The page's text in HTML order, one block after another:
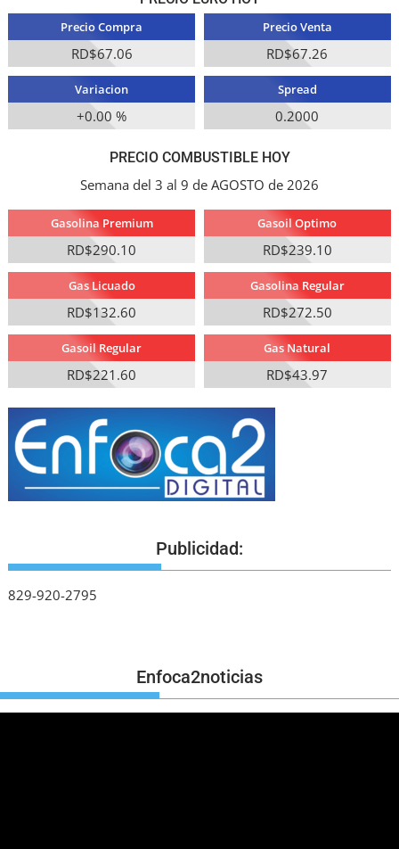
Precio Compra
RD$67.06
Precio Venta
RD$67.26
Variacion
+0.00 %
Spread
0.2000
PRECIO COMBUSTIBLE HOY
Semana del 3 al 9 de AGOSTO de 2026
Gasolina Premium
RD$290.10
Gasoil Optimo
RD$239.10
Gas Licuado
RD$132.60
Gasolina Regular
RD$272.50
Gasoil Regular
RD$221.60
Gas Natural
RD$43.97
Publicidad:
829-920-2795
Enfoca2noticias